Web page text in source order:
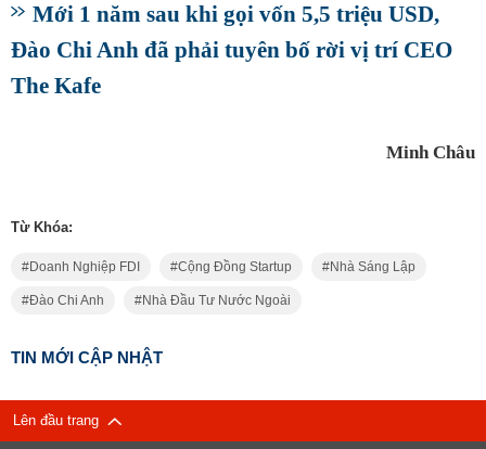
Mới 1 năm sau khi gọi vốn 5,5 triệu USD,
Đào Chi Anh đã phải tuyên bố rời vị trí CEO
The Kafe
Minh Châu
Từ Khóa:
Doanh Nghiệp FDI Cộng Đồng Startup Nhà Sáng Lập
Đào Chi Anh Nhà Đầu Tư Nước Ngoài
TIN MỚI CẬP NHẬT
Lên đầu trang